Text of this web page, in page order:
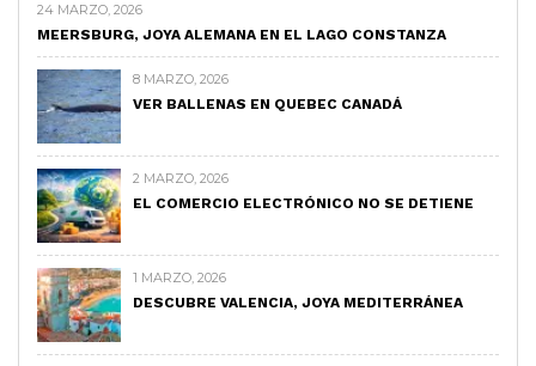
24 MARZO, 2026
MEERSBURG, JOYA ALEMANA EN EL LAGO CONSTANZA
8 MARZO, 2026
VER BALLENAS EN QUEBEC CANADÁ
2 MARZO, 2026
EL COMERCIO ELECTRÓNICO NO SE DETIENE
1 MARZO, 2026
DESCUBRE VALENCIA, JOYA MEDITERRÁNEA